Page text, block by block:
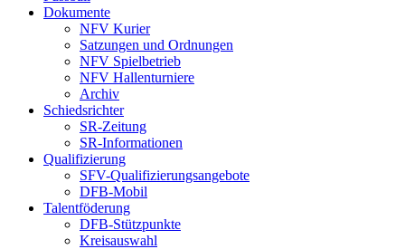
Dokumente
NFV Kurier
Satzungen und Ordnungen
NFV Spielbetrieb
NFV Hallenturniere
Archiv
Schiedsrichter
SR-Zeitung
SR-Informationen
Qualifizierung
SFV-Qualifizierungsangebote
DFB-Mobil
Talentföderung
DFB-Stützpunkte
Kreisauswahl